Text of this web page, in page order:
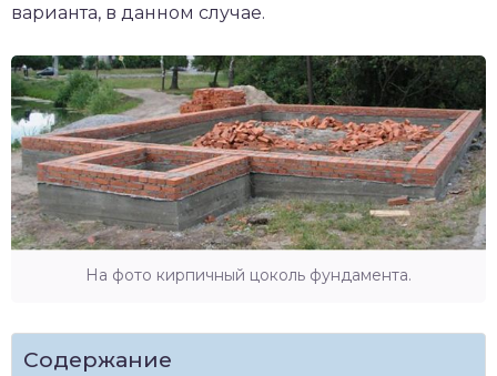
варианта, в данном случае.
На фото кирпичный цоколь фундамента.
Содержание